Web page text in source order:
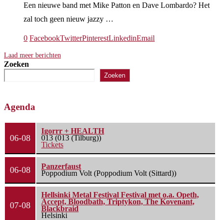
Een nieuwe band met Mike Patton en Dave Lombardo? Het
zal toch geen nieuw jazzy …
0 FacebookTwitterPinterestLinkedinEmail
Laad meer berichten
Zoeken
Zoeken
Agenda
06-08
Igorrr + HEALTH
013 (013 (Tilburg))
Tickets
06-08
Panzerfaust
Poppodium Volt (Poppodium Volt (Sittard))
07-08
Hellsinki Metal Festival Festival met o.a. Opeth,
Accept, Bloodbath, Triptykon, The Kovenant,
Blackbraid
Helsinki